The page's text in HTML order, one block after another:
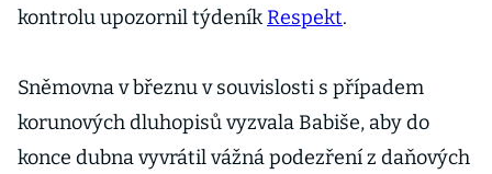
kontrolu upozornil týdeníkRespekt.
Sněmovna v březnu v souvislosti s případem
korunových dluhopisů vyzvala Babiše, aby do
konce dubna vyvrátil vážná podezření z daňových